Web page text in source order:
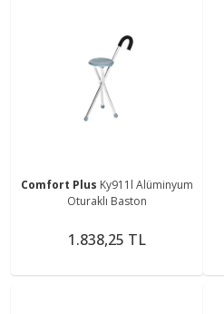
Comfort Plus Ky911l Alüminyum
Oturaklı Baston
1.838,25 TL